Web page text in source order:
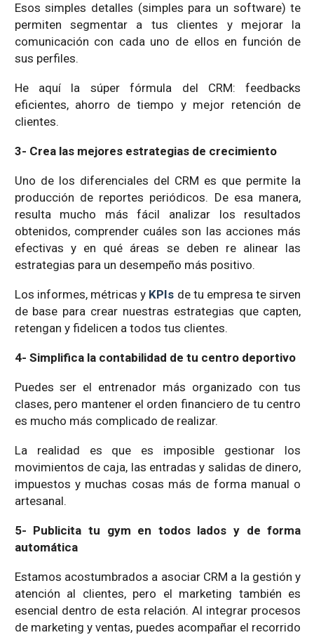
Esos simples detalles (simples para un software) te
permiten segmentar a tus clientes y mejorar la
comunicación con cada uno de ellos en función de
sus perfiles.
He aquí la súper fórmula del CRM: feedbacks
eficientes, ahorro de tiempo y mejor retención de
clientes.
3- Crea las mejores estrategias de crecimiento
Uno de los diferenciales del CRM es que permite la
producción de reportes periódicos. De esa manera,
resulta mucho más fácil analizar los resultados
obtenidos, comprender cuáles son las acciones más
efectivas y en qué áreas se deben re alinear las
estrategias para un desempeño más positivo.
Los informes, métricas y KPIs de tu empresa te sirven
de base para crear nuestras estrategias que capten,
retengan y fidelicen a todos tus clientes.
4- Simplifica la contabilidad de tu centro deportivo
Puedes ser el entrenador más organizado con tus
clases, pero mantener el orden financiero de tu centro
es mucho más complicado de realizar.
La realidad es que es imposible gestionar los
movimientos de caja, las entradas y salidas de dinero,
impuestos y muchas cosas más de forma manual o
artesanal.
5- Publicita tu gym en todos lados y de forma
automática
Estamos acostumbrados a asociar CRM a la gestión y
atención al clientes, pero el marketing también es
esencial dentro de esta relación. Al integrar procesos
de marketing y ventas, puedes acompañar el recorrido